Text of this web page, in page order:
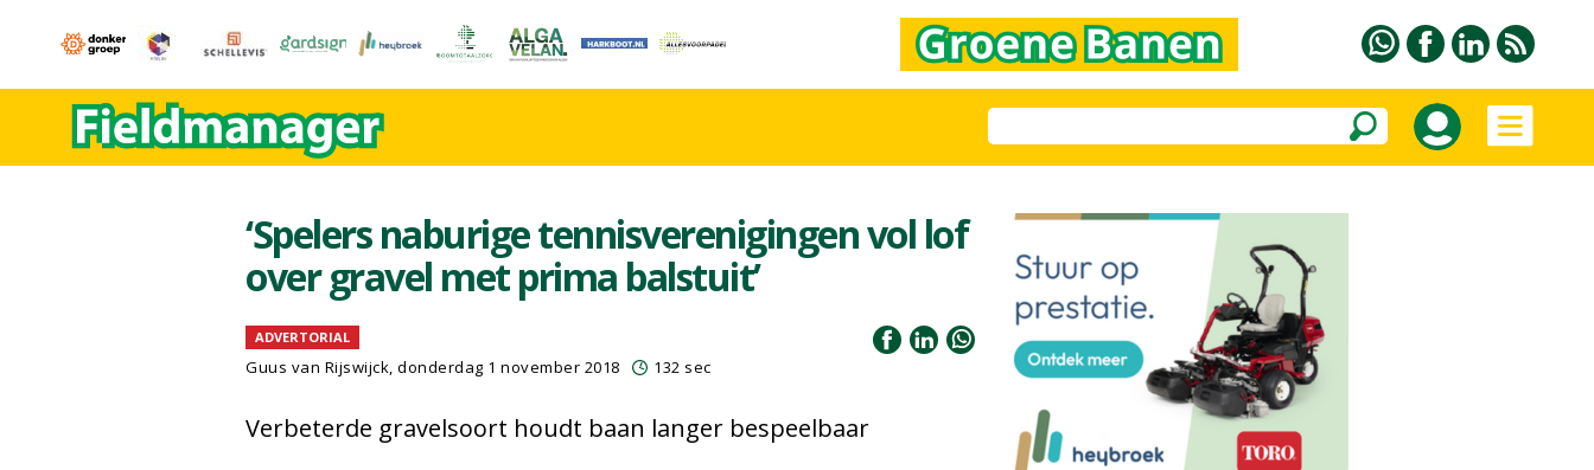
‘Spelers naburige tennisverenigingen vol lof
over gravel met prima balstuit’
ADVERTORIAL
Guus van Rijswijck, donderdag 1 november 2018 132 sec
Verbeterde gravelsoort houdt baan langer bespeelbaar